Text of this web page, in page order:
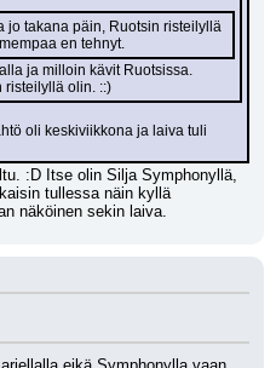
jo takana päin, Ruotsin risteilyllä
en tehnyt.
risteilyllä olin. ::)
oli keskiviikkona ja laiva tuli
tullessa näin kyllä
näköinen sekin laiva.